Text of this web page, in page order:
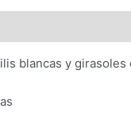
blancas y